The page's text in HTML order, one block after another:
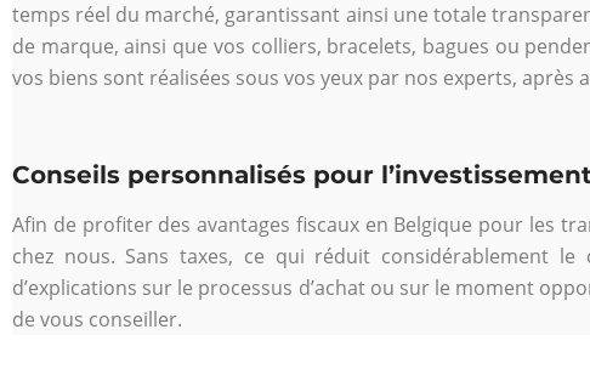
temps réel du marché, garantissant ainsi une totale
de marque, ainsi que vos colliers, bracelets, bagues ou
vos biens sont réalisées sous vos yeux par nos experts,
Conseils personnalisés pour
Afin de profiter des avantages fiscaux en Belgique pour les
chez nous. Sans taxes, ce qui réduit considérablement
d’explications sur le processus d’achat ou sur le moment
de vous conseiller.